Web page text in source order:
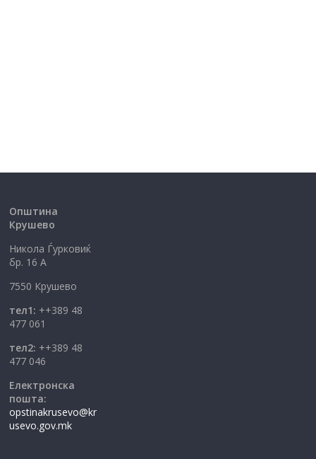
Општина
Крушево
Никола Ѓурковиќ
бр. 16 А
7550 Крушево
тел1: ++389 48
477 061
тел2: ++389 48
477 046
Електронска
пошта:
opstinakrusevo@kr
usevo.gov.mk